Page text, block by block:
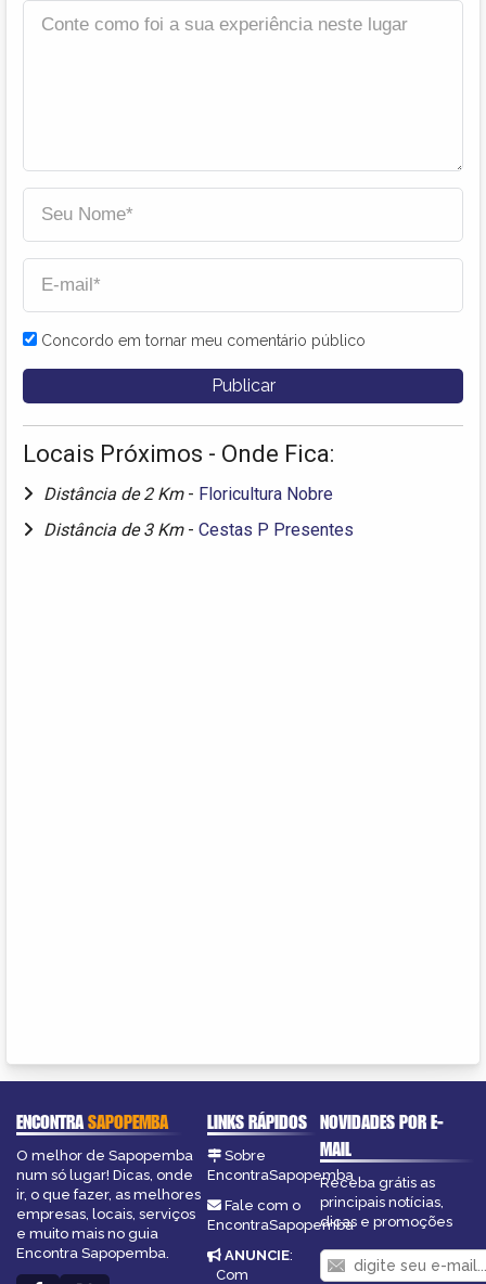
Concordo em tornar meu comentário público
Locais Próximos - Onde Fica:
Distância de 2 Km - Floricultura Nobre
Distância de 3 Km - Cestas P Presentes
ENCONTRASAPOPEMBA
O melhor de Sapopemba
num só lugar! Dicas, onde
ir, o que fazer, as melhores
empresas, locais, serviços
e muito mais no guia
Encontra Sapopemba.
LINKS RÁPIDOS
Sobre
EncontraSapopemba
Fale com o
EncontraSapopemba
ANUNCIE:
Com
NOVIDADES POR E-
MAIL
Receba grátis as
principais notícias,
dicas e promoções